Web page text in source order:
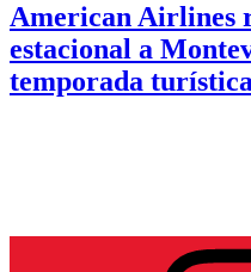
American Airlines
estacional a
temporada